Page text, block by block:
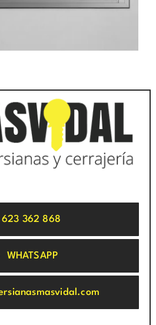
623 362 868
WHATSAPP